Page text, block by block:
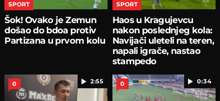
SPORT
Šok! Ovako je Zemun
došao do bdoa protiv
Partizana u prvom kolu
SPORT
Haos u Kragujevcu
nakon poslednjeg kola:
Navijači uleteli na teren,
napali igrače, nastao
stampedo
2:55
0 0:34
0